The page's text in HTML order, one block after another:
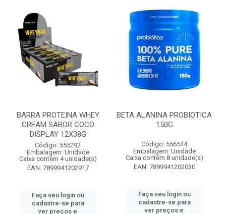
BARRA PROTEINA WHEY
CREAM SABOR COCO
DISPLAY 12X38G
Código: 555292
Embalagem: Unidade
Caixa contém 4 unidade(s)
EAN: 7899941202917
Faça seu login ou
cadastre-se para
ver preços e
BETA ALANINA PROBIOTICA
150G
Código: 556544
Embalagem: Unidade
Caixa contém 8 unidade(s)
EAN: 7899941202030
Faça seu login ou
cadastre-se para
ver preços e